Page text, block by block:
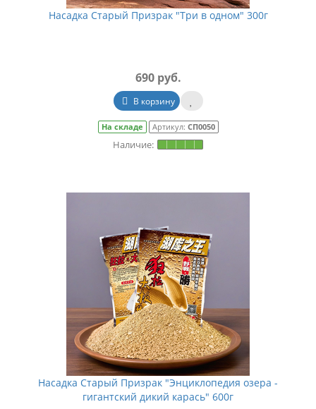
Насадка Старый Призрак "Три в одном" 300г
690 руб.
В корзину
На складе Артикул: СП0050
Насадка Старый Призрак "Энциклопедия озера -
гигантский дикий карась" 600г